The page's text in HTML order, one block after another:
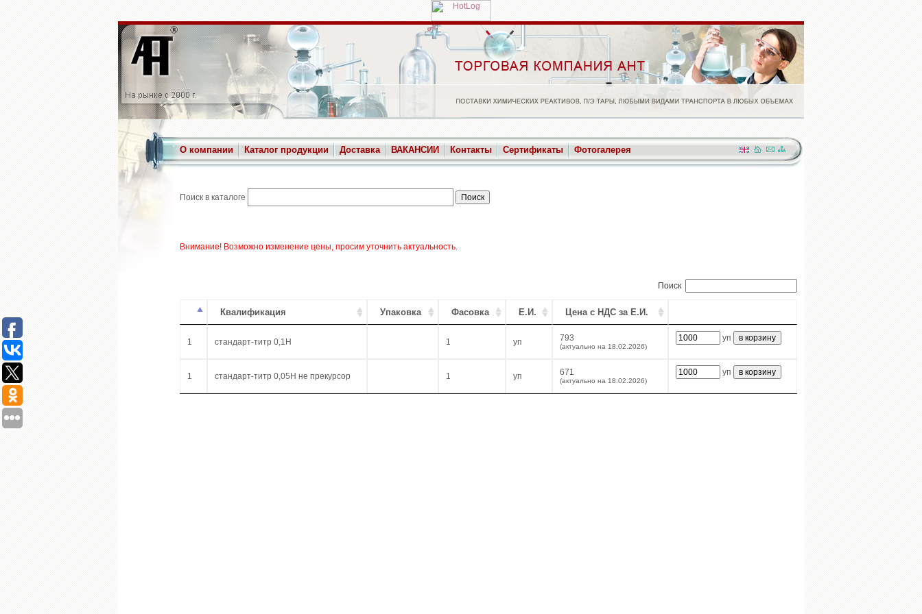
О компании Каталог продукции Доставка ВАКАНСИИ Контакты Сертификаты Фотогалерея
Поиск в каталоге
Внимание! Возможно изменение цены, просим уточнить актуальность.
Поиск
Квалификация Упаковка Фасовка Е.И. Цена с НДС за Е.И.
1 стандарт-титр 0,1Н 1 уп 793
(актуально на 18.02.2026)
уп
1 стандарт-титр 0,05Н не прекурсор 1 уп 671
(актуально на 18.02.2026)
уп